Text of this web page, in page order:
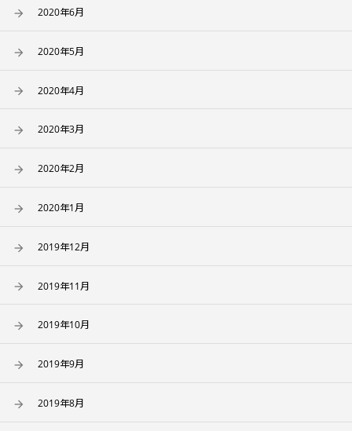
2020年6月
2020年5月
2020年4月
2020年3月
2020年2月
2020年1月
2019年12月
2019年11月
2019年10月
2019年9月
2019年8月